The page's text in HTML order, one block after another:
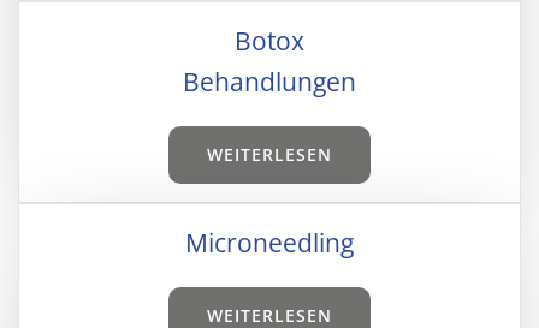
Botox
Behand­lun­gen
WEI­TER­LE­SEN
Micro­need­ling
WEI­TER­LE­SEN